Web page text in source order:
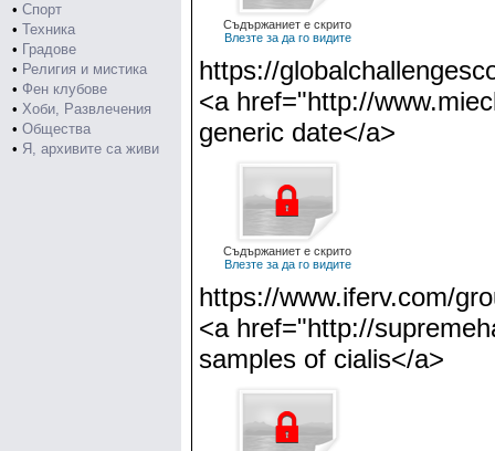
• Спорт
• Техника
• Градове
• Религия и мистика
• Фен клубове
• Хоби, Развлечения
• Общества
• Я, архивите са живи
Съдържаниет е скрито
Влезте за да го видите
https://
<a href="http://
generic date</a>
Съдържаниет е скрито
Влезте за да го видите
https://www.iferv.com/
<a href="http://
samples of cialis</a>